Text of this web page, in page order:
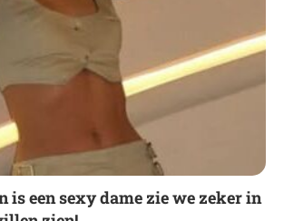
is een sexy dame zie we zeker in